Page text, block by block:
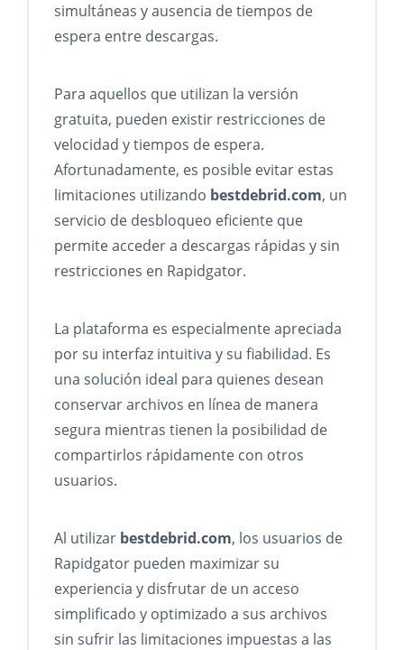
simultáneas y ausencia de tiempos de
espera entre descargas.
Para aquellos que utilizan la versión
gratuita, pueden existir restricciones de
velocidad y tiempos de espera.
Afortunadamente, es posible evitar estas
limitaciones utilizando bestdebrid.com, un
servicio de desbloqueo eficiente que
permite acceder a descargas rápidas y sin
restricciones en Rapidgator.
La plataforma es especialmente apreciada
por su interfaz intuitiva y su fiabilidad. Es
una solución ideal para quienes desean
conservar archivos en línea de manera
segura mientras tienen la posibilidad de
compartirlos rápidamente con otros
usuarios.
Al utilizar bestdebrid.com, los usuarios de
Rapidgator pueden maximizar su
experiencia y disfrutar de un acceso
simplificado y optimizado a sus archivos
sin sufrir las limitaciones impuestas a las